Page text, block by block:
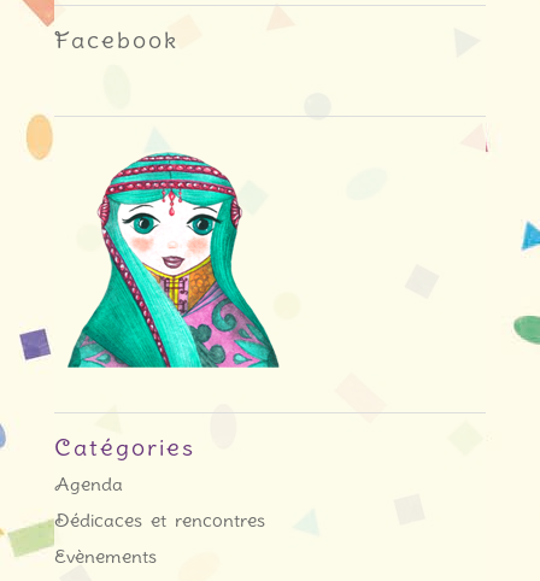
Facebook
Catégories
Agenda
Dédicaces et rencontres
Evènements